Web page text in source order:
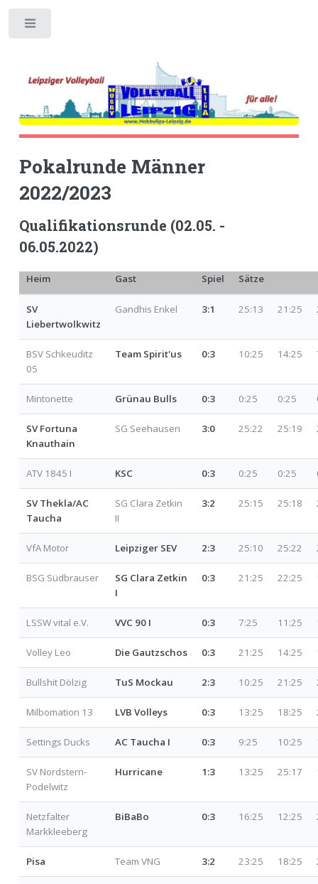
Pokalrunde Männer
2022/2023
Qualifikationsrunde (02.05. -
06.05.2022)
Heim Gast Spiel Sätze
SV
Liebertwolkwitz
Gandhis Enkel 3:1 25:13 21:25
BSV Schkeuditz
05
Team Spirit'us 0:3 10:25 14:25
Mintonette Grünau Bulls 0:3 0:25 0:25
SV Fortuna
Knauthain
SG Seehausen 3:0 25:22 25:19
ATV 1845 I KSC 0:3 0:25 0:25
SV Thekla/AC
Taucha
SG Clara Zetkin
II
3:2 25:15 25:18
VfA Motor Leipziger SEV 2:3 25:10 25:22
BSG Südbrauser
SG Clara Zetkin
I
0:3 21:25 22:25
LSSW vital e.V. VVC 90 I 0:3 7:25 11:25
Volley Leo Die Gautzschos 0:3 21:25 14:25
Bullshit Dölzig TuS Mockau 2:3 10:25 21:25
Milbomation 13 LVB Volleys 0:3 13:25 18:25
Settings Ducks AC Taucha I 0:3 9:25 10:25
SV Nordstern-
Podelwitz
Hurricane 1:3 13:25 25:17
Netzfalter
Markkleeberg
BiBaBo 0:3 16:25 12:25
Pisa Team VNG 3:2 23:25 18:25